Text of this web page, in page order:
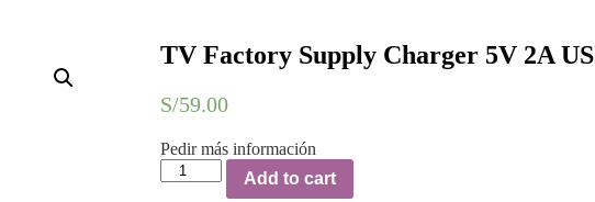
TV Factory Supply Charger 5V 2A US
S/59.00
Pedir más información
TV
Factory
Add to cart